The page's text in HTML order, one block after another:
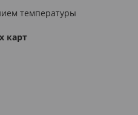
температуры
карт